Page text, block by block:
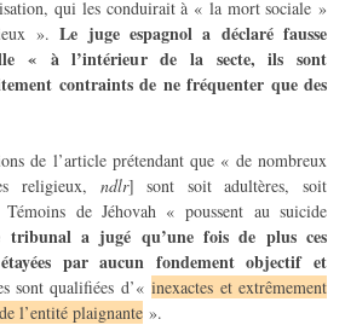
qui les conduirait à « la mort sociale »
».Le juge espagnol a déclaré fausse
« à l’intérieur de la secte, ils sont
contraints de ne fréquenter que des
de l’article prétendant que « de nombreux
religieux, ndlr] sont soit adultères, soit
de Jéhovah « poussent au suicide
tribunal a jugé qu’une fois de plus ces
par aucun fondement objectif et
sont qualifiées d’«inexactes et extrêmement
l’entité plaignante ».